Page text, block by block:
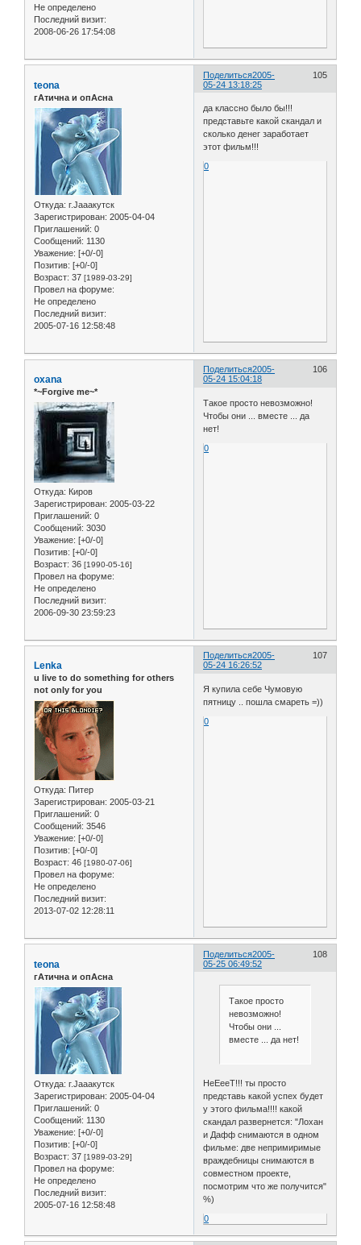
Не определено
Последний визит:
2008-06-26 17:54:08
Поделиться 105
2005-
05-24 13:18:25
teona
гАтична и опАсна
Откуда: г.Jaaaкутск
Зарегистрирован: 2005-04-04
Приглашений: 0
Сообщений: 1130
Уважение: [+0/-0]
Позитив: [+0/-0]
Возраст: 37 [1989-03-29]
Провел на форуме:
Не определено
Последний визит:
2005-07-16 12:58:48
да классно было бы!!!
представьте какой скандал и
сколько денег заработает
этот фильм!!!
0
Поделиться 106
2005-
05-24 15:04:18
oxana
*~Forgive me~*
Откуда: Киров
Зарегистрирован: 2005-03-22
Приглашений: 0
Сообщений: 3030
Уважение: [+0/-0]
Позитив: [+0/-0]
Возраст: 36 [1990-05-16]
Провел на форуме:
Не определено
Последний визит:
2006-09-30 23:59:23
Такое просто невозможно!
Чтобы они ... вместе ... да
нет!
0
Поделиться 107
2005-
05-24 16:26:52
Lenka
u live to do something for others
not only for you
Откуда: Питер
Зарегистрирован: 2005-03-21
Приглашений: 0
Сообщений: 3546
Уважение: [+0/-0]
Позитив: [+0/-0]
Возраст: 46 [1980-07-06]
Провел на форуме:
Не определено
Последний визит:
2013-07-02 12:28:11
Я купила себе Чумовую
пятницу .. пошла смареть =))
0
Поделиться 108
2005-
05-25 06:49:52
teona
гАтична и опАсна
Откуда: г.Jaaaкутск
Зарегистрирован: 2005-04-04
Приглашений: 0
Сообщений: 1130
Уважение: [+0/-0]
Позитив: [+0/-0]
Возраст: 37 [1989-03-29]
Провел на форуме:
Не определено
Последний визит:
2005-07-16 12:58:48
Такое просто
невозможно!
Чтобы они ...
вместе ... да нет!
НеЕееТ!!! ты просто
представь какой успех будет
у этого фильма!!!! какой
скандал развернется: "Лохан
и Дафф снимаются в одном
фильме: две непримиримые
враждебницы снимаются в
совместном проекте,
посмотрим что же получится"
%)
0